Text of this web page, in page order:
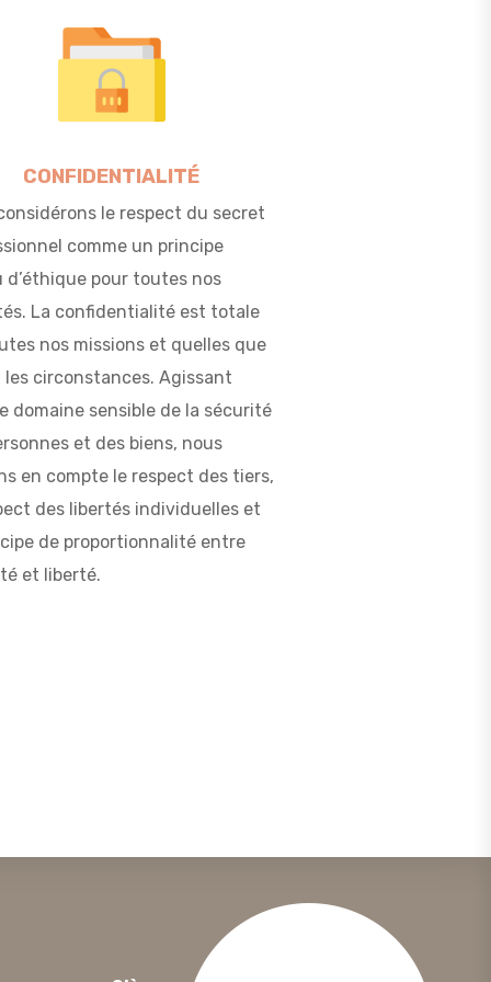
CONFIDENTIALITÉ
le respect du secret
comme un principe
d’éthique pour toutes nos
La confidentialité est totale
nos missions et quelles que
les circonstances. Agissant
domaine sensible de la sécurité
et des biens, nous
en compte le respect des tiers,
des libertés individuelles et
de proportionnalité entre
et liberté.